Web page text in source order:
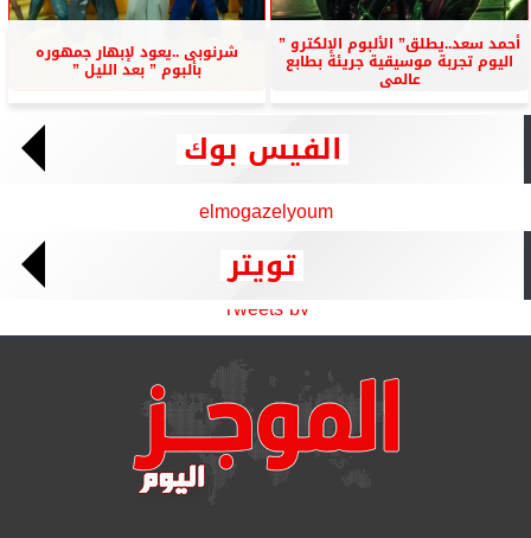
أحمد سعد..يطلق” الألبوم الإلكترو ”
اليوم تجربة موسيقية جريئة بطابع
عالمى
شرنوبى ..يعود لإبهار جمهوره
بألبوم ” بعد الليل ”
الفيس بوك
elmogazelyoum
تويتر
Tweets by